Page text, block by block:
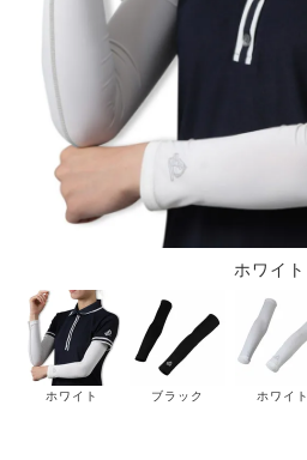
ホワイト
ホワイト ブラック ホワイト